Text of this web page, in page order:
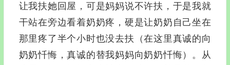
让我扶她回屋，可是妈妈说不许扶，于是我就
干站在旁边看着奶奶疼，硬是让奶奶自己坐在
那里疼了半个小时也没去扶（在这里真诚的向
奶奶忏悔，真诚的替我妈妈向奶奶忏悔）。从